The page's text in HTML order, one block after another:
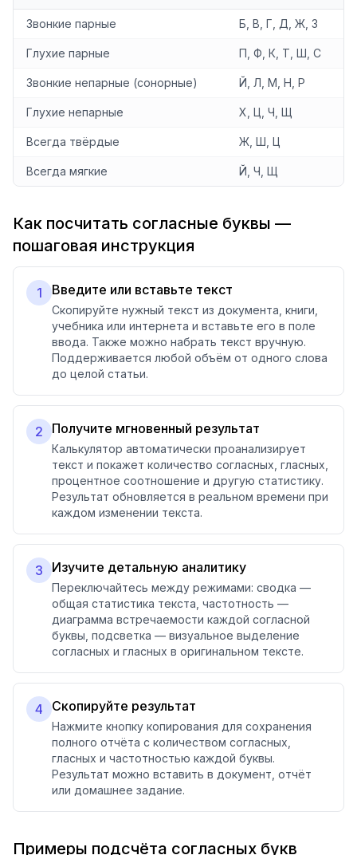
Звонкие парные Б, В, Г, Д, Ж, З
Глухие парные П, Ф, К, Т, Ш, С
Звонкие непарные (сонорные) Й, Л, М, Н, Р
Глухие непарные Х, Ц, Ч, Щ
Всегда твёрдые Ж, Ш, Ц
Всегда мягкие Й, Ч, Щ
Как посчитать согласные буквы —
пошаговая инструкция
1 Введите или вставьте текст
Скопируйте нужный текст из документа, книги,
учебника или интернета и вставьте его в поле
ввода. Также можно набрать текст вручную.
Поддерживается любой объём от одного слова
до целой статьи.
2 Получите мгновенный результат
Калькулятор автоматически проанализирует
текст и покажет количество согласных, гласных,
процентное соотношение и другую статистику.
Результат обновляется в реальном времени при
каждом изменении текста.
3 Изучите детальную аналитику
Переключайтесь между режимами: сводка —
общая статистика текста, частотность —
диаграмма встречаемости каждой согласной
буквы, подсветка — визуальное выделение
согласных и гласных в оригинальном тексте.
4 Скопируйте результат
Нажмите кнопку копирования для сохранения
полного отчёта с количеством согласных,
гласных и частотностью каждой буквы.
Результат можно вставить в документ, отчёт
или домашнее задание.
Примеры подсчёта согласных букв